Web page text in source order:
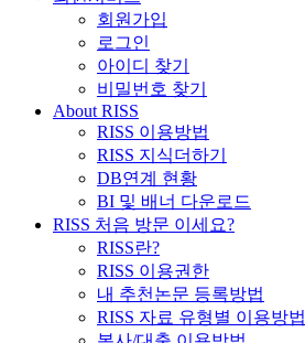
회원가입
로그인
아이디 찾기
비밀번호 찾기
About RISS
RISS 이용방법
RISS 지식더하기
DB연계 현황
BI 및 배너 다운로드
RISS 처음 방문 이세요?
RISS란?
RISS 이용권한
내 추천논문 등록방법
RISS 자료 유형별 이용방법